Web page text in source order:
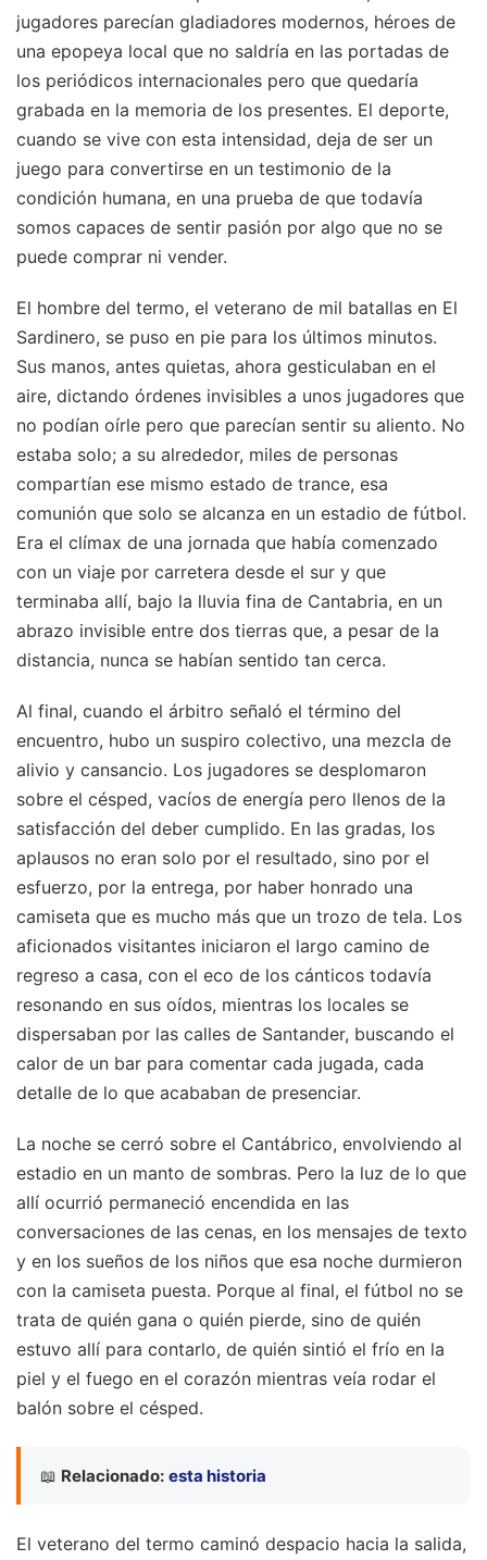
jugadores parecían gladiadores modernos, héroes de
una epopeya local que no saldría en las portadas de
los periódicos internacionales pero que quedaría
grabada en la memoria de los presentes. El deporte,
cuando se vive con esta intensidad, deja de ser un
juego para convertirse en un testimonio de la
condición humana, en una prueba de que todavía
somos capaces de sentir pasión por algo que no se
puede comprar ni vender.
El hombre del termo, el veterano de mil batallas en El
Sardinero, se puso en pie para los últimos minutos.
Sus manos, antes quietas, ahora gesticulaban en el
aire, dictando órdenes invisibles a unos jugadores que
no podían oírle pero que parecían sentir su aliento. No
estaba solo; a su alrededor, miles de personas
compartían ese mismo estado de trance, esa
comunión que solo se alcanza en un estadio de fútbol.
Era el clímax de una jornada que había comenzado
con un viaje por carretera desde el sur y que
terminaba allí, bajo la lluvia fina de Cantabria, en un
abrazo invisible entre dos tierras que, a pesar de la
distancia, nunca se habían sentido tan cerca.
Al final, cuando el árbitro señaló el término del
encuentro, hubo un suspiro colectivo, una mezcla de
alivio y cansancio. Los jugadores se desplomaron
sobre el césped, vacíos de energía pero llenos de la
satisfacción del deber cumplido. En las gradas, los
aplausos no eran solo por el resultado, sino por el
esfuerzo, por la entrega, por haber honrado una
camiseta que es mucho más que un trozo de tela. Los
aficionados visitantes iniciaron el largo camino de
regreso a casa, con el eco de los cánticos todavía
resonando en sus oídos, mientras los locales se
dispersaban por las calles de Santander, buscando el
calor de un bar para comentar cada jugada, cada
detalle de lo que acababan de presenciar.
La noche se cerró sobre el Cantábrico, envolviendo al
estadio en un manto de sombras. Pero la luz de lo que
allí ocurrió permaneció encendida en las
conversaciones de las cenas, en los mensajes de texto
y en los sueños de los niños que esa noche durmieron
con la camiseta puesta. Porque al final, el fútbol no se
trata de quién gana o quién pierde, sino de quién
estuvo allí para contarlo, de quién sintió el frío en la
piel y el fuego en el corazón mientras veía rodar el
balón sobre el césped.
📖 Relacionado: esta historia
El veterano del termo caminó despacio hacia la salida,